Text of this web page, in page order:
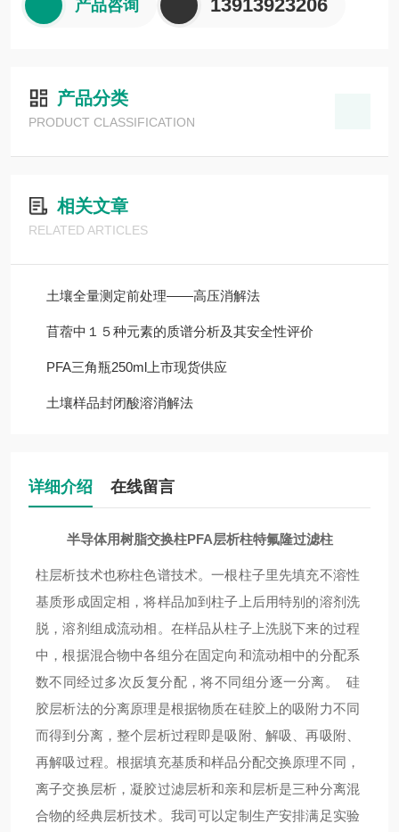
产品咨询 13913923206
产品分类
PRODUCT CLASSIFICATION
相关文章
RELATED ARTICLES
土壤全量测定前处理——高压消解法
苜蓿中１５种元素的质谱分析及其安全性评价
PFA三角瓶250ml上市现货供应
土壤样品封闭酸溶消解法
详细介绍 在线留言
半导体用树脂交换柱PFA层析柱特氟隆过滤柱
柱层析技术也称柱色谱技术。一根柱子里先填充不溶性
基质形成固定相，将样品加到柱子上后用特别的溶剂洗
脱，溶剂组成流动相。在样品从柱子上洗脱下来的过程
中，根据混合物中各组分在固定向和流动相中的分配系
数不同经过多次反复分配，将不同组分逐一分离。
硅
胶层析法的分离原理是根据物质在硅胶上的吸附力不同
而得到分离，整个层析过程即是吸附、解吸、再吸附、
再解吸过程。根据填充基质和样品分配交换原理不同，
离子交换层析，凝胶过滤层析和亲和层析是三种分离混
合物的经典层析技术。我司可以定制生产安排满足实验